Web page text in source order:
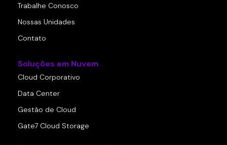
Trabalhe Conosco
Nossas Unidades
Contato
Soluções em Nuvem
Cloud Corporativo
Data Center
Gestão de Cloud
Gate7 Cloud Storage